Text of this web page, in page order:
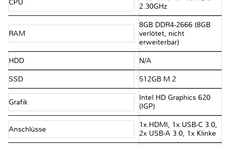
CPU
2.30GHz
RAM
8GB DDR4-2666 (8GB
verlötet, nicht
erweiterbar)
HDD N/A
SSD 512GB M.2
Grafik
Intel HD Graphics 620
(IGP)
Anschlüsse
1x HDMI, 1x USB-C 3.0,
2x USB-A 3.0, 1x Klinke